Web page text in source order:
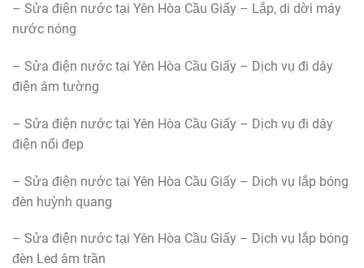
– Sửa điện nước tại Yên Hòa Cầu Giấy – Lắp, di dời máy
nước nóng
– Sửa điện nước tại Yên Hòa Cầu Giấy – Dịch vụ đi dây
điện âm tường
– Sửa điện nước tại Yên Hòa Cầu Giấy – Dịch vụ đi dây
điện nổi đẹp
– Sửa điện nước tại Yên Hòa Cầu Giấy – Dịch vụ lắp bóng
đèn huỳnh quang
– Sửa điện nước tại Yên Hòa Cầu Giấy – Dịch vụ lắp bóng
đèn Led âm trần